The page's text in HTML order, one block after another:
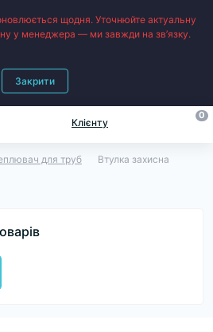
щодня. Уточнюйте актуальну
у менеджера — ми завжди на зв’язку.
Закрити
Клієнту
0
для труб Втулка захисна